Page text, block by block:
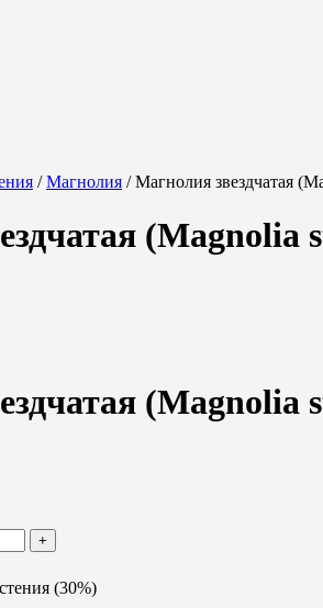
/Магнолия / Магнолия звездчатая
(Magnolia
(Magnolia
+
(30%)